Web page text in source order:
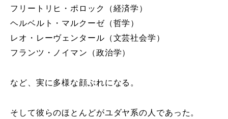
フリートリヒ・ポロック（経済学）
ヘルベルト・マルクーゼ（哲学）
レオ・レーヴェンタール（文芸社会学）
フランツ・ノイマン（政治学）
など、実に多様な顔ぶれになる。
そして彼らのほとんどがユダヤ系の人であった。